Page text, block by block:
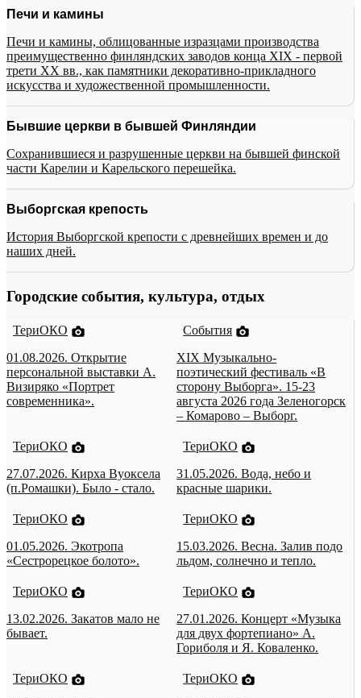
Печи и камины
Печи и камины, облицованные изразцами производства
преимущественно финляндских заводов конца XIX - первой
трети XX вв., как памятники декоративно-прикладного
искусства и художественной промышленности.
Бывшие церкви в бывшей Финляндии
Сохранившиеся и разрушенные церкви на бывшей финской
части Карелии и Карельского перешейка.
Выборгская крепость
История Выборгской крепости с древнейших времен и до
наших дней.
Городские события, культура, отдых
ТериОКО
01.08.2026. Открытие
персональной выставки А.
Визиряко «Портрет
современника».
События
XIX Музыкально-
поэтический фестиваль «В
сторону Выборга». 15-23
августа 2026 года Зеленогорск
– Комарово – Выборг.
ТериОКО
27.07.2026. Кирха Вуоксела
(п.Ромашки). Было - стало.
ТериОКО
31.05.2026. Вода, небо и
красные шарики.
ТериОКО
01.05.2026. Экотропа
«Сестрорецкое болото».
ТериОКО
15.03.2026. Весна. Залив подо
льдом, солнечно и тепло.
ТериОКО
13.02.2026. Закатов мало не
бывает.
ТериОКО
27.01.2026. Концерт «Музыка
для двух фортепиано» А.
Гориболя и Я. Коваленко.
ТериОКО
ТериОКО